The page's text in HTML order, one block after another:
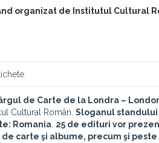
organizat de Institutul Cultural
de Carte de la Londra –
Cultural Român. Sloganul standului
Romania 25 de edituri vor
carte şi albume, precum şi